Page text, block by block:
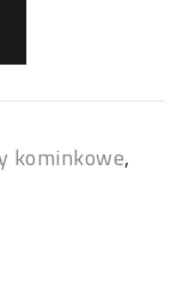
kominkowe,